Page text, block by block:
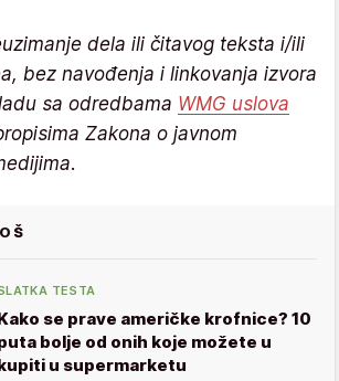
dela ili čitavog teksta i/ili
bez navođenja i linkovanja izvora
sa odredbama WMG uslova
Zakona o javnom
TESTA
se prave američke krofnice? 10
bolje od onih koje možete u
u supermarketu